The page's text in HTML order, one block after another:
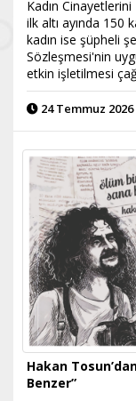
Kadın
ilk altı ayında 150
kadın ise şüpheli
Sözleşmesi'nin
etkin işletilmesi
24 Temmuz 2026
Hakan
Benzer”